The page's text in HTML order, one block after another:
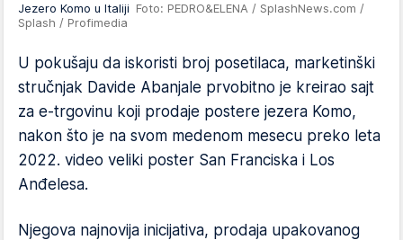
Jezero Komo u Italiji Foto: PEDRO&ELENA / SplashNews.com /
Splash / Profimedia
U pokušaju da iskoristi broj posetilaca, marketinški
stručnjak Davide Abanjale prvobitno je kreirao sajt
za e-trgovinu koji prodaje postere jezera Komo,
nakon što je na svom medenom mesecu preko leta
2022. video veliki poster San Franciska i Los
Anđelesa.
Njegova najnovija inicijativa, prodaja upakovanog